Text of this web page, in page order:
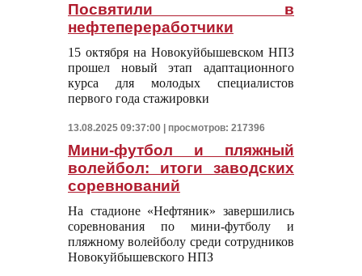
Посвятили в
нефтепереработчики
15 октября на Новокуйбышевском НПЗ
прошел новый этап адаптационного
курса для молодых специалистов
первого года стажировки
13.08.2025 09:37:00 | просмотров: 217396
Мини-футбол и пляжный
волейбол: итоги заводских
соревнований
На стадионе «Нефтяник» завершились
соревнования по мини-футболу и
пляжному волейболу среди сотрудников
Новокуйбышевского НПЗ